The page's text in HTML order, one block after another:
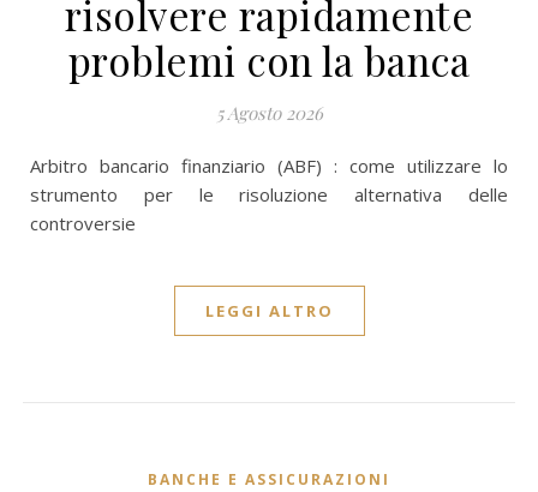
risolvere rapidamente
problemi con la banca
5 Agosto 2026
Arbitro bancario finanziario (ABF) : come utilizzare lo
strumento per le risoluzione alternativa delle
controversie
LEGGI ALTRO
BANCHE E ASSICURAZIONI